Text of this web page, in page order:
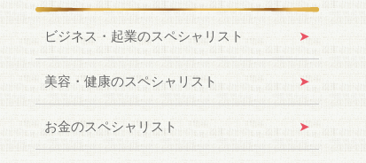
ビジネス・起業のスペシャリスト
美容・健康のスペシャリスト
お金のスペシャリスト